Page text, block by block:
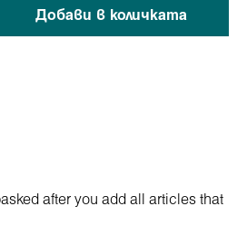
Добави в количката
after you add all articles that